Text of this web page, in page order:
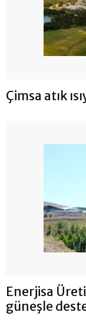
Çimsa atık
Enerjisa
güneşle